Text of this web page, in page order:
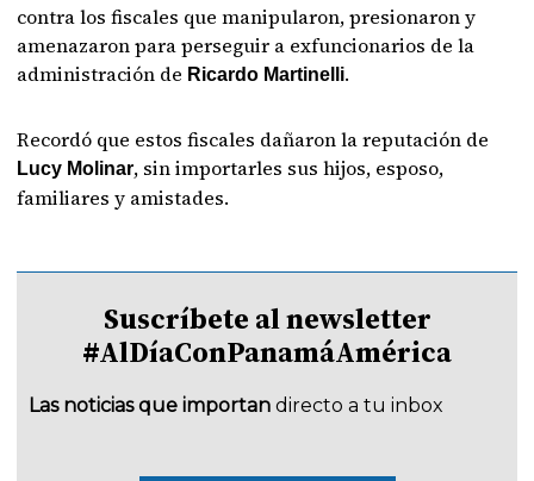
contra los fiscales que manipularon, presionaron y
amenazaron para perseguir a exfuncionarios de la
administración de Ricardo Martinelli.
Recordó que estos fiscales dañaron la reputación de
Lucy Molinar, sin importarles sus hijos, esposo,
familiares y amistades.
Suscríbete al newsletter
#AlDíaConPanamáAmérica
Las noticias que importan directo a tu inbox